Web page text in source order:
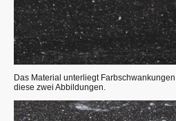
Das Material unterliegt
diese zwei Abbildungen.